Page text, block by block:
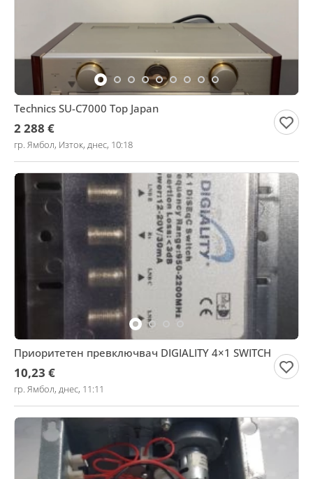
Technics SU-C7000 Top Japan
2 288 €
гр. Ямбол, Изток, днес, 10:18
Приоритетен превключвач DIGIALITY 4×1 SWITCH
10,23 €
гр. Ямбол, днес, 11:11